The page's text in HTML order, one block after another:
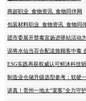
商超职业_食物资讯_食物同伴网
包装材料职业_食物资讯_食物同
团市委展开禁毒宣扬进驿站活动
误将水仙当百合配送致顾客中毒
ESG实践再获权威认可鲜沐科技
制造业仓储升级选型参考：软硬
讲真！贵州一地太“宠客”全力守